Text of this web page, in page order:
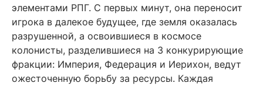
элементами РПГ. С первых минут, она переносит
игрока в далекое будущее, где земля оказалась
разрушенной, а освоившиеся в космосе
колонисты, разделившиеся на 3 конкурирующие
фракции: Империя, Федерация и Иерихон, ведут
ожесточенную борьбу за ресурсы. Каждая